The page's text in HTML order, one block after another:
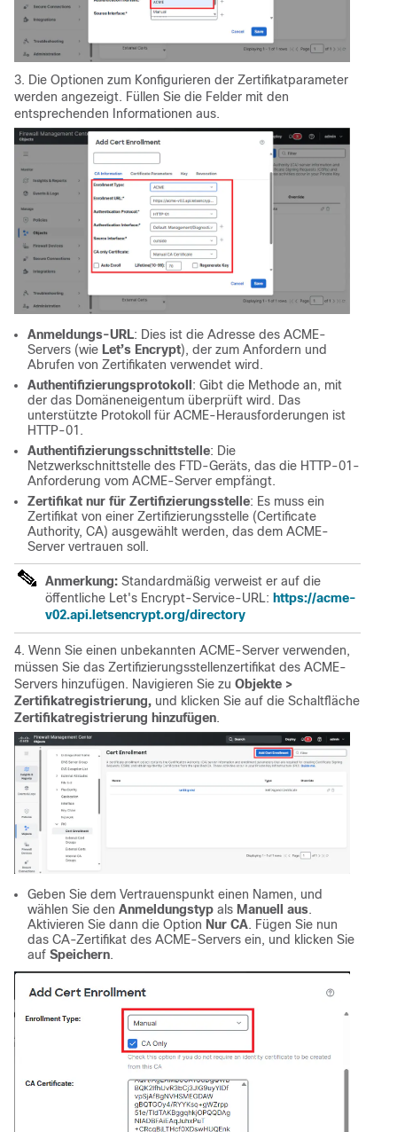
3. Die Optionen zum Konfigurieren der Zertifikatparameter
werden angezeigt. Füllen Sie die Felder mit den
entsprechenden Informationen aus.
Anmeldungs-URL: Dies ist die Adresse des ACME-
Servers (wie Let’s Encrypt), der zum Anfordern und
Abrufen von Zertifikaten verwendet wird.
Authentifizierungsprotokoll : Gibt die Methode an, mit
der das Domäneneigentum überprüft wird. Das
unterstützte Protokoll für ACME-Herausforderungen ist
HTTP-01.
Authentifizierungsschnittstelle: Die
Netzwerkschnittstelle des FTD-Geräts, das die HTTP-01-
Anforderung vom ACME-Server empfängt.
Zertifikat nur für Zertifizierungsstelle: Es muss ein
Zertifikat von einer Zertifizierungsstelle (Certificate
Authority, CA) ausgewählt werden, das dem ACME-
Server vertrauen soll.
Anmerkung: Standardmäßig verweist er auf die
öffentliche Let's Encrypt-Service-URL: https://acme-
v02.api.letsencrypt.org/directory
4. Wenn Sie einen unbekannten ACME-Server verwenden,
müssen Sie das Zertifizierungsstellenzertifikat des ACME-
Servers hinzufügen. Navigieren Sie zu Objekte >
Zertifikatregistrierung, und klicken Sie auf die Schaltfläche
Zertifikatregistrierung hinzufügen.
Geben Sie dem Vertrauenspunkt einen Namen, und
wählen Sie den Anmeldungstyp als Manuell aus.
Aktivieren Sie dann die Option Nur CA. Fügen Sie nun
das CA-Zertifikat des ACME-Servers ein, und klicken Sie
auf Speichern.